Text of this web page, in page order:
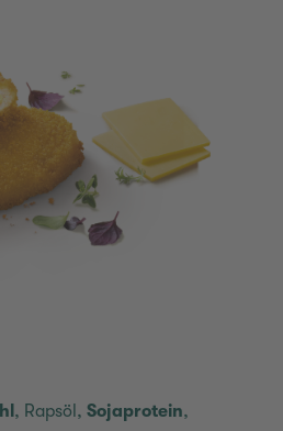
, Rapsöl, Sojaprotein,